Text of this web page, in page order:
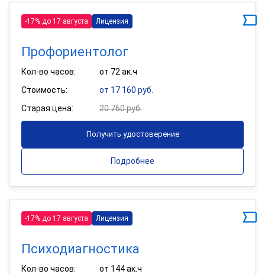
-17% до 17 августа Лицензия
Профориентолог
Кол-во часов:
от 72 ак.ч
Стоимость:
от 17 160 руб.
Старая цена:
20 760 руб.
Получить удостоверение
Подробнее
-17% до 17 августа Лицензия
Психодиагностика
Кол-во часов:
от 144 ак.ч